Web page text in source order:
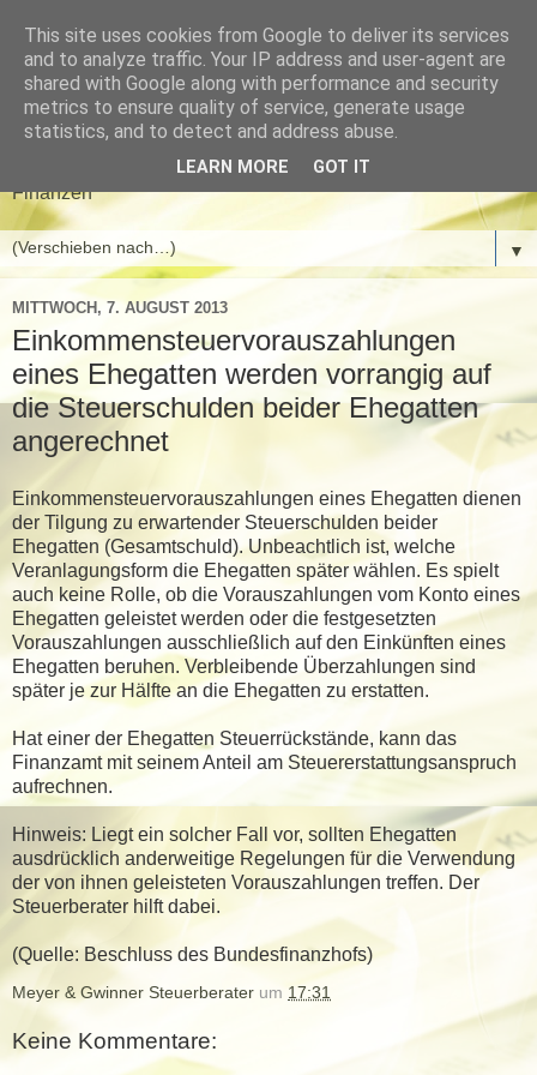
Meyer & Gwinner
Steuerberater
Aktuelle News aus den Bereichen Steuern, Wirtschaft und
Finanzen
▼
MITTWOCH, 7. AUGUST 2013
Einkommensteuervorauszahlungen
eines Ehegatten werden vorrangig auf
die Steuerschulden beider Ehegatten
angerechnet
Einkommensteuervorauszahlungen eines Ehegatten dienen
der Tilgung zu erwartender Steuerschulden beider
Ehegatten (Gesamtschuld). Unbeachtlich ist, welche
Veranlagungsform die Ehegatten später wählen. Es spielt
auch keine Rolle, ob die Vorauszahlungen vom Konto eines
Ehegatten geleistet werden oder die festgesetzten
Vorauszahlungen ausschließlich auf den Einkünften eines
Ehegatten beruhen. Verbleibende Überzahlungen sind
später je zur Hälfte an die Ehegatten zu erstatten.
Hat einer der Ehegatten Steuerrückstände, kann das
Finanzamt mit seinem Anteil am Steuererstattungsanspruch
aufrechnen.
Hinweis: Liegt ein solcher Fall vor, sollten Ehegatten
ausdrücklich anderweitige Regelungen für die Verwendung
der von ihnen geleisteten Vorauszahlungen treffen. Der
Steuerberater hilft dabei.
(Quelle: Beschluss des Bundesfinanzhofs)
Meyer & Gwinner Steuerberater um 17:31
Keine Kommentare:
This site uses cookies from Google to deliver its services
and to analyze traffic. Your IP address and user-agent are
shared with Google along with performance and security
metrics to ensure quality of service, generate usage
statistics, and to detect and address abuse.
LEARN MORE GOT IT